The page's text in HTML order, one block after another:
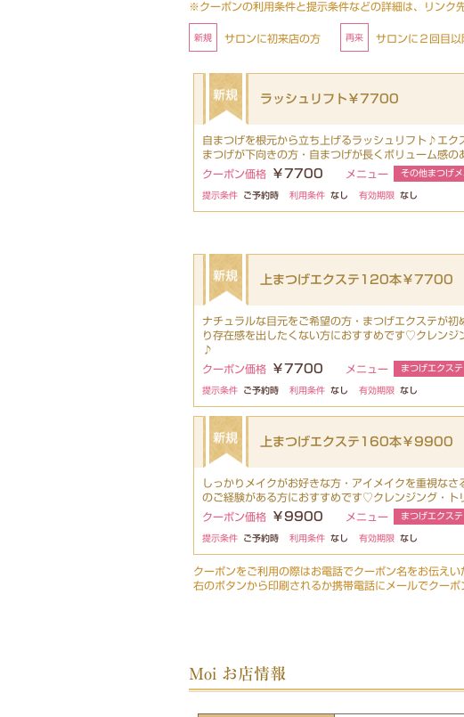
※クーポンの利用条件と提示条件などの詳細は、リンク
サロンに初来店の方 サロンに２回目
ラッシュリフト￥7700
自まつげを根元から立ち上げるラッシュリフト♪エク
まつげが下向きの方・自まつげが長くボリューム感
クーポン価格
￥7700 メニュー その他まつげ
提示条件 ご予約時 利用条件 なし 有効期限 なし
上まつげエクステ120本￥7700
ナチュラルな目元をご希望の方・まつげエクステが初
り存在感を出したくない方におすすめです♡クレンジ
♪
クーポン価格
￥7700 メニュー まつげエクステ
提示条件 ご予約時 利用条件 なし 有効期限 なし
上まつげエクステ160本￥9900
しっかりメイクがお好きな方・アイメイクを重視なさ
のご経験がある方におすすめです♡クレンジング・ト
クーポン価格
￥9900 メニュー まつげエクステ
提示条件 ご予約時 利用条件 なし 有効期限 なし
クーポンをご利用の際はお電話でクーポン名をお伝えい
右のボタンから印刷されるか携帯電話にメールでクーポ
Moi お店情報